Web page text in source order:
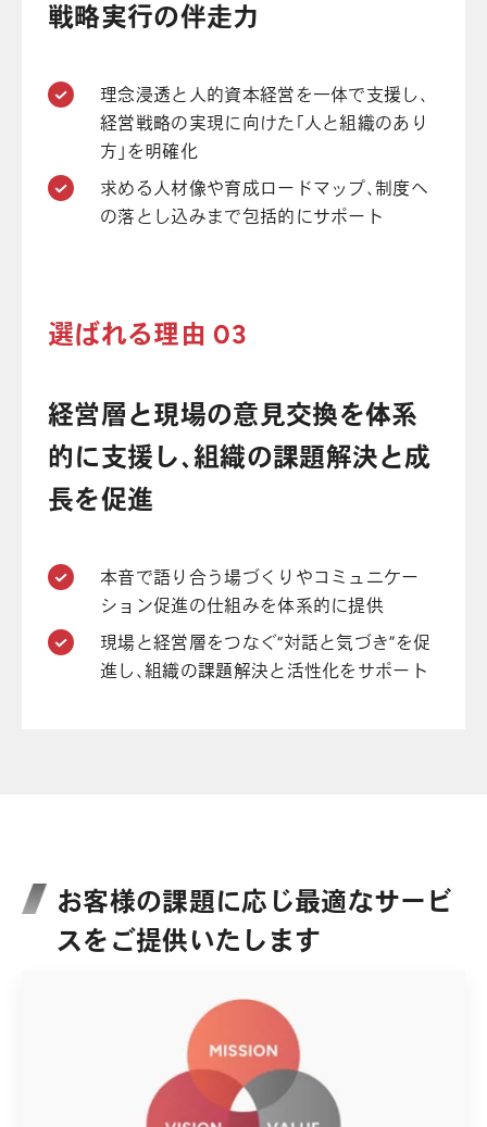
戦略実行の伴走力
理念浸透と人的資本経営を一体で支援し、
経営戦略の実現に向けた「人と組織のあり
方」を明確化
求める人材像や育成ロードマップ、制度へ
の落とし込みまで包括的にサポート
選ばれる理由 03
経営層と現場の意見交換を体系
的に支援し、組織の課題解決と成
長を促進
本音で語り合う場づくりやコミュニケー
ション促進の仕組みを体系的に提供
現場と経営層をつなぐ“対話と気づき”を促
進し、組織の課題解決と活性化をサポート
お客様の課題に応じ最適なサービ
スをご提供いたします